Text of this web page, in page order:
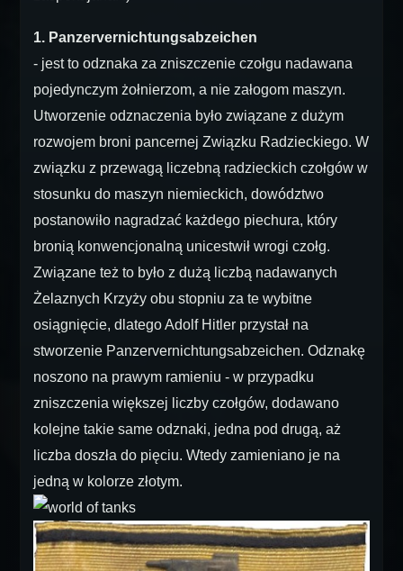
1. Panzervernichtungsabzeichen
- jest to odznaka za zniszczenie czołgu nadawana
pojedynczym żołnierzom, a nie załogom maszyn.
Utworzenie odznaczenia było związane z dużym
rozwojem broni pancernej Związku Radzieckiego. W
związku z przewagą liczebną radzieckich czołgów w
stosunku do maszyn niemieckich, dowództwo
postanowiło nagradzać każdego piechura, który
bronią konwencjonalną unicestwił wrogi czołg.
Związane też to było z dużą liczbą nadawanych
Żelaznych Krzyży obu stopniu za te wybitne
osiągnięcie, dlatego Adolf Hitler przystał na
stworzenie Panzervernichtungsabzeichen. Odznakę
noszono na prawym ramieniu - w przypadku
zniszczenia większej liczby czołgów, dodawano
kolejne takie same odznaki, jedna pod drugą, aż
liczba doszła do pięciu. Wtedy zamieniano je na
jedną w kolorze złotym.